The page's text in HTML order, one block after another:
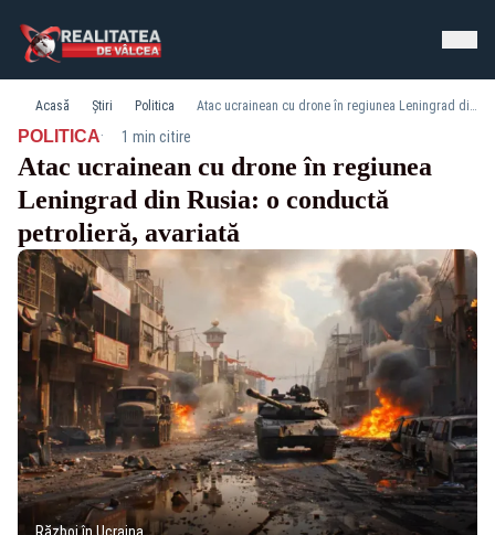
Acasă Știri Politica Atac ucrainean cu drone în regiunea Leningrad din Rusia: o conductă petrolieră, avariată
POLITICA· 1 min citire
Atac ucrainean cu drone în regiunea
Leningrad din Rusia: o conductă
petrolieră, avariată
Război în Ucraina